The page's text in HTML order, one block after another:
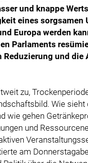
und knappe
eines sorgsamen
Europa werden
Parlaments
und die
zu,
Wie
wie gehen
und
am